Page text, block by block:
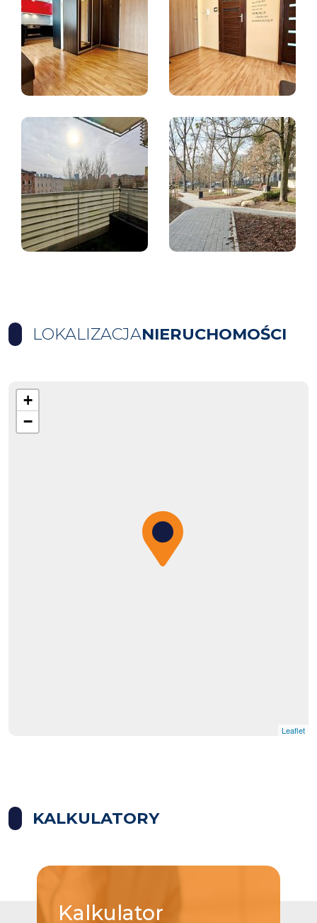
LOKALIZACJANIERUCHOMOŚCI
+
−
Leaflet
KALKULATORY
Kalkulator